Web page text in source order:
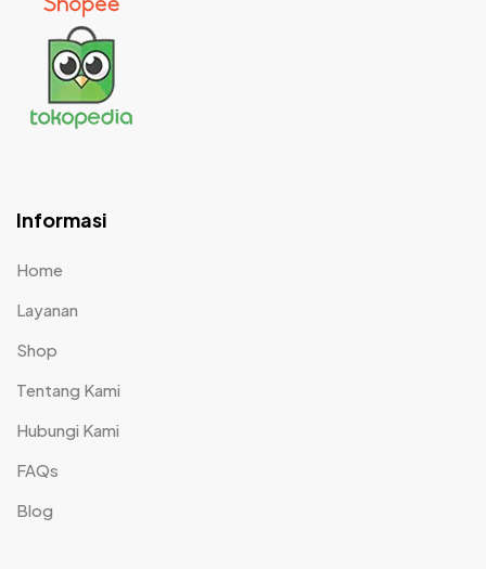
Informasi
Home
Layanan
Shop
Tentang Kami
Hubungi Kami
FAQs
Blog